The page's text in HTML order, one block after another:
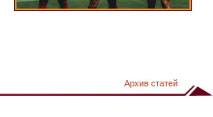
Архив статей